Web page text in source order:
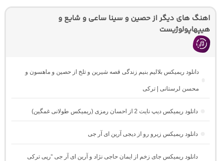
اهنگ های دیگر از حصین و سینا ساعی و شایع و
هیپهاپولوژیست
دانلود ریمیکس بلالیم بنیم زندگی قصه شیرین و تلخ از حصین و ماهسون و
محسن لرستانی | ترکی
دانلود ریمیکس دیپ نایت 2 از احسان رمزی (ریمیکس طولانی غمگین)
دانلود ریمیکس زیرو رو از دیجی آرین ای آر جی
دانلود ریمیکس جای زخم از ایمان حاجی نژاد و آرین ای آر جی “رپی ترکی